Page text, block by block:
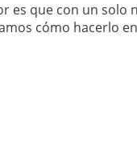
es que con un solo
cómo hacerlo en